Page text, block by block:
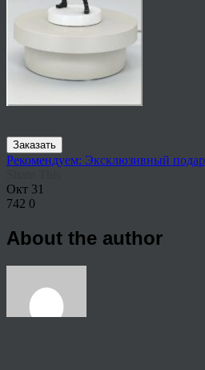
Заказать
Рекомендуем: Эксклюзивный
Окт 31
742 0
About the author